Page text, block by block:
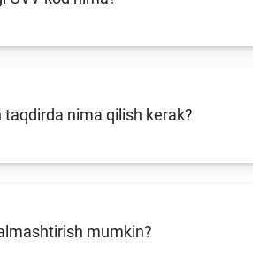
uning elementlari
oʻquv dastur
nima qilish kerak?
mumkin?